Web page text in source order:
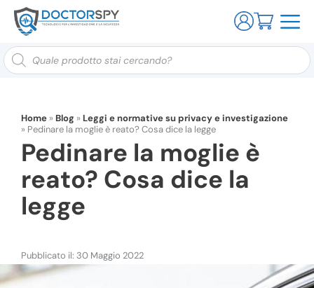
Ricerca
prodotti
Home » Blog » Leggi e normative su privacy e investigazione
» Pedinare la moglie è reato? Cosa dice la legge
Pedinare la moglie è
reato? Cosa dice la
legge
Pubblicato il: 30 Maggio 2022